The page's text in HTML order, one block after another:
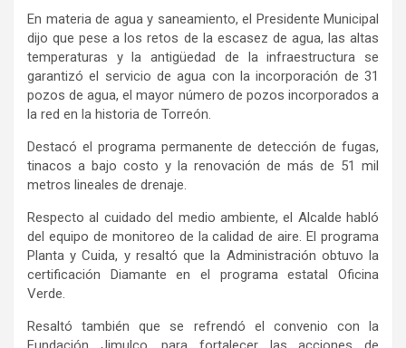
En materia de agua y saneamiento, el Presidente Municipal
dijo que pese a los retos de la escasez de agua, las altas
temperaturas y la antigüedad de la infraestructura se
garantizó el servicio de agua con la incorporación de 31
pozos de agua, el mayor número de pozos incorporados a
la red en la historia de Torreón.
Destacó el programa permanente de detección de fugas,
tinacos a bajo costo y la renovación de más de 51 mil
metros lineales de drenaje.
Respecto al cuidado del medio ambiente, el Alcalde habló
del equipo de monitoreo de la calidad de aire. El programa
Planta y Cuida, y resaltó que la Administración obtuvo la
certificación Diamante en el programa estatal Oficina
Verde.
Resaltó también que se refrendó el convenio con la